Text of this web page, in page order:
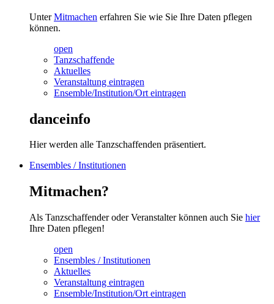
UnterMitmachen erfahren Sie wie Sie Ihre Daten pflegen
können.
open
Tanzschaffende
Aktuelles
Veranstaltung eintragen
Ensemble/Institution/Ort eintragen
danceinfo
Hier werden alle Tanzschaffenden präsentiert.
Ensembles / Institutionen
Mitmachen?
Als Tanzschaffender oder Veranstalter können auch Sie hier
Ihre Daten pflegen!
open
Ensembles / Institutionen
Aktuelles
Veranstaltung eintragen
Ensemble/Institution/Ort eintragen